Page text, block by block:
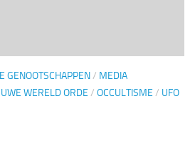
GENOOTSCHAPPEN/ MEDIA
WERELD ORDE / OCCULTISME / UFO